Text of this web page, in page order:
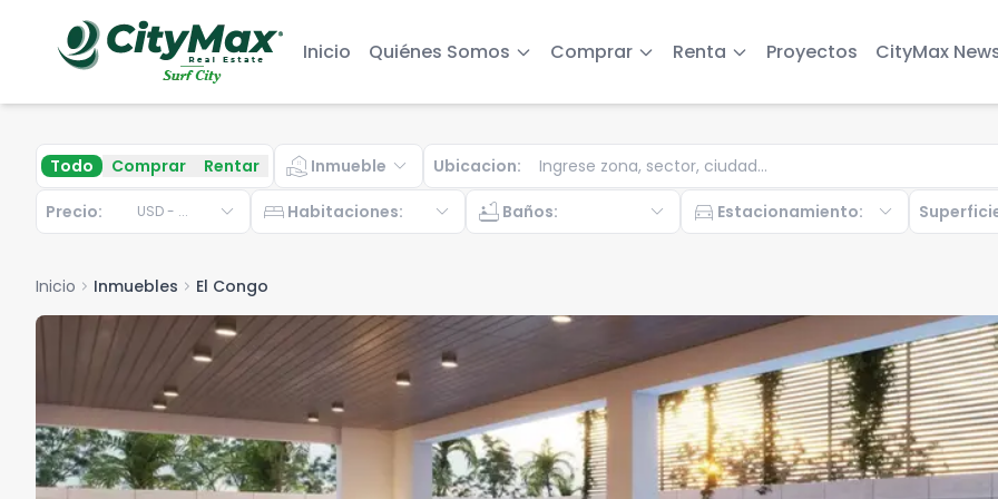
Inicio Quiénes Somos Comprar Renta Proyectos CityMax
Todo Comprar Rentar real_estate_agent Inmueble expand_more Ubicacion:
Precio: USD- ... expand_more bed Habitaciones: expand_more bathtub Baños: expand_more directions_car Estacionamiento: expand_more
Inicio chevron_right Inmuebles chevron_right El Congo